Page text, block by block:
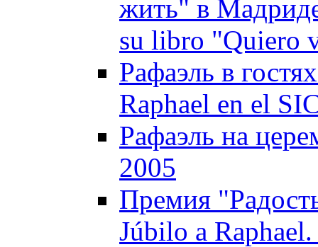
жить" в
su libro "Quiero
Рафаэль в
Raphael en el
Рафаэль на
2005
Премия
Júbilo a